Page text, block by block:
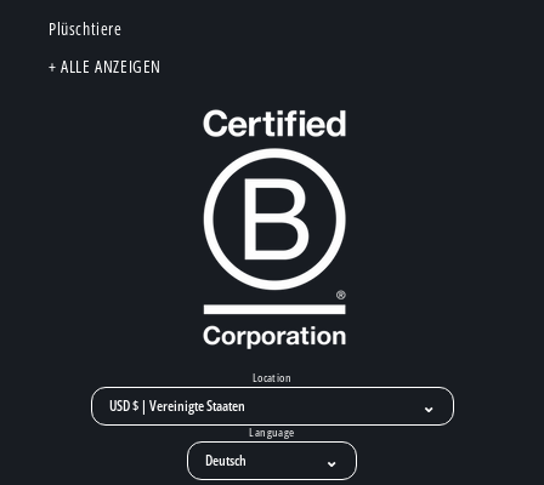
Plüschtiere
+ ALLE ANZEIGEN
Location
⌄
Language
⌄